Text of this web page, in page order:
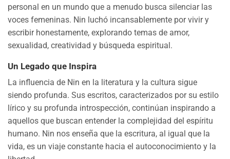
personal en un mundo que a menudo busca silenciar las
voces femeninas. Nin luchó incansablemente por vivir y
escribir honestamente, explorando temas de amor,
sexualidad, creatividad y búsqueda espiritual.
Un Legado que Inspira
La influencia de Nin en la literatura y la cultura sigue
siendo profunda. Sus escritos, caracterizados por su estilo
lírico y su profunda introspección, continúan inspirando a
aquellos que buscan entender la complejidad del espíritu
humano. Nin nos enseña que la escritura, al igual que la
vida, es un viaje constante hacia el autoconocimiento y la